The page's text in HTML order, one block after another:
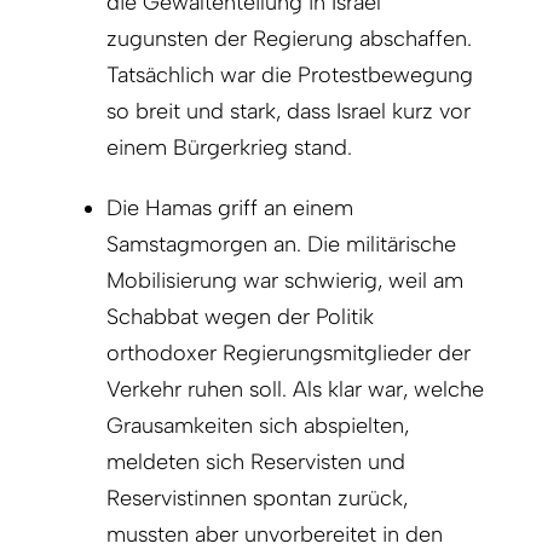
zugunsten der Regierung abschaffen.
Tatsächlich war die Protestbewegung
so breit und stark, dass Israel kurz vor
einem Bürgerkrieg stand.
Die Hamas griff an einem
Samstagmorgen an. Die militärische
Mobilisierung war schwierig, weil am
Schabbat wegen der Politik
orthodoxer Regierungsmitglieder der
Verkehr ruhen soll. Als klar war, welche
Grausamkeiten sich abspielten,
meldeten sich Reservisten und
Reservistinnen spontan zurück,
mussten aber unvorbereitet in den